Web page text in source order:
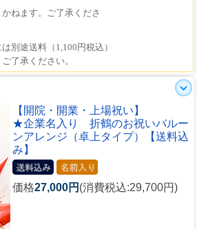
【開院・開業・上場祝い】
★企業名入り 折鶴のお祝いバルー
ンアレンジ（卓上タイプ）【送料込
み】
価格27,000円 (消費税込:29,700円)